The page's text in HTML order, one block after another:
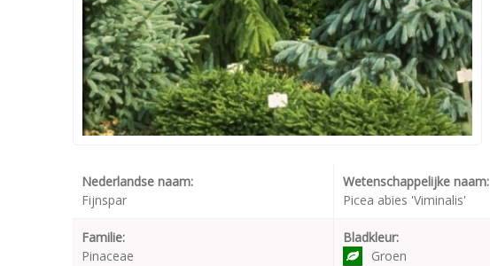
Nederlandse naam:
Fijnspar
Wetenschappelijke naam:
Picea abies 'Viminalis'
Familie:
Pinaceae
Bladkleur:
Groen